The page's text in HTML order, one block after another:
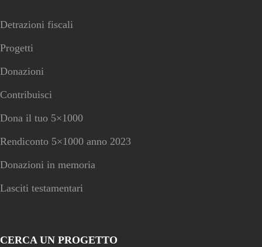
Detrazioni fiscali
Progetti
Donazioni
Contribuisci
Dona il tuo 5×1000
Rendiconto 5×1000 anno 2023
Donazioni in memoria
Lasciti testamentari
CERCA UN PROGETTO